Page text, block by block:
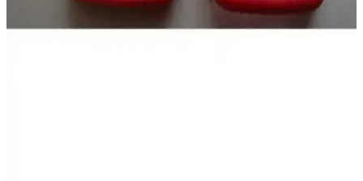
iPhone 13 Pro ve iPhone 15 Pro'nun özellikleri, performansları ve
kullanıcı yorumlarıyla karşılaştırması detaylı şekilde sunuluyor.